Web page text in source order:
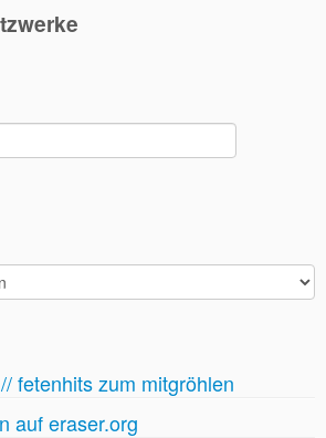
fetenhits zum mitgröhlen
auf eraser.org